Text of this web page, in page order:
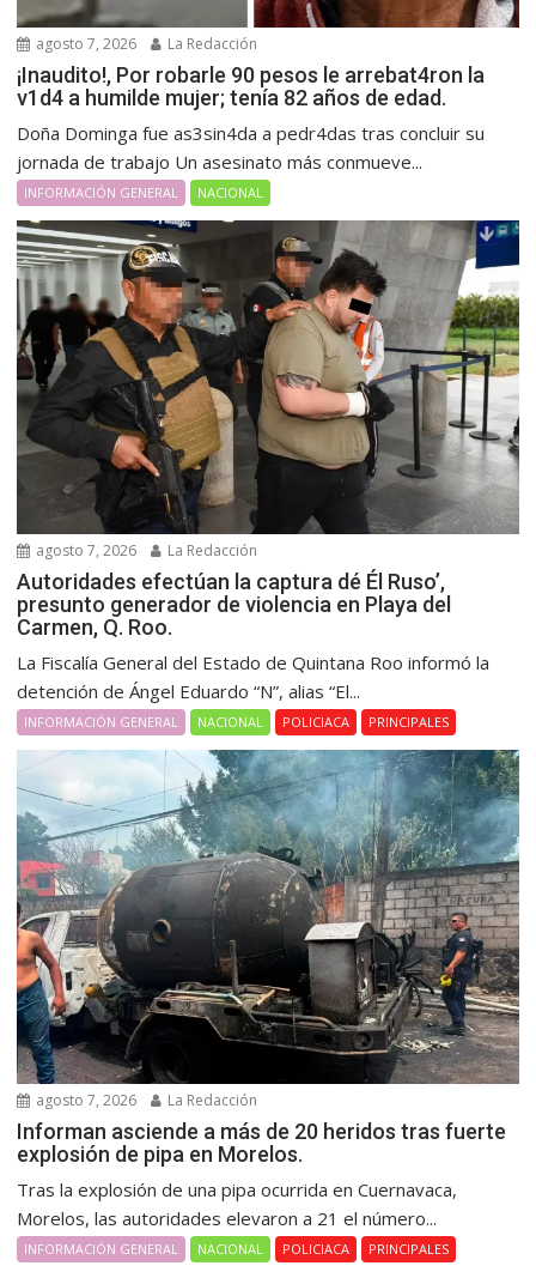
agosto 7, 2026 La Redacción
¡Inaudito!, Por robarle 90 pesos le arrebat4ron la
v1d4 a humilde mujer; tenía 82 años de edad.
Doña Dominga fue as3sin4da a pedr4das tras concluir su
jornada de trabajo Un asesinato más conmueve...
INFORMACIÓN GENERAL NACIONAL
agosto 7, 2026 La Redacción
Autoridades efectúan la captura dé Él Ruso’,
presunto generador de violencia en Playa del
Carmen, Q. Roo.
La Fiscalía General del Estado de Quintana Roo informó la
detención de Ángel Eduardo “N”, alias “El...
INFORMACIÓN GENERAL NACIONAL POLICIACA PRINCIPALES
agosto 7, 2026 La Redacción
Informan asciende a más de 20 heridos tras fuerte
explosión de pipa en Morelos.
Tras la explosión de una pipa ocurrida en Cuernavaca,
Morelos, las autoridades elevaron a 21 el número...
INFORMACIÓN GENERAL NACIONAL POLICIACA PRINCIPALES